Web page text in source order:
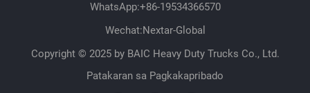
WhatsApp:+86-19534366570
Wechat:Nextar-Global
Copyright © 2025 by BAIC Heavy Duty Trucks Co., Ltd.
Patakaran sa Pagkakapribado